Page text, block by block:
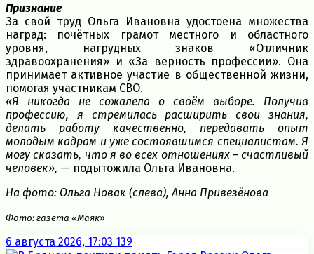
Признание
За свой труд Ольга Ивановна удостоена множества
наград: почётных грамот местного и областного
уровня, нагрудных знаков «Отличник
здравоохранения» и «За верность профессии». Она
принимает активное участие в общественной жизни,
помогая участникам СВО.
«Я никогда не сожалела о своём выборе. Получив
профессию, я стремилась расширить свои знания,
делать работу качественно, передавать опыт
молодым кадрам и уже состоявшимся специалистам. Я
могу сказать, что я во всех отношениях – счастливый
человек», — подытожила Ольга Ивановна.
На фото: Ольга Новак (слева), Анна Привезёнова
Фото: газета «Маяк»
6 августа 2026, 17:03 139